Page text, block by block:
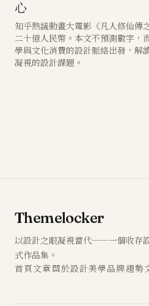
心
知乎熱議動畫大電影《凡人修仙傳
二十億人民幣。本文不預測數字，
學與文化消費的設計脈絡出發，解
凝視的設計課題。
Themelocker
以設計之眼凝視當代——一個收存
式作品集。
首頁文章關於設計美學品牌趨勢